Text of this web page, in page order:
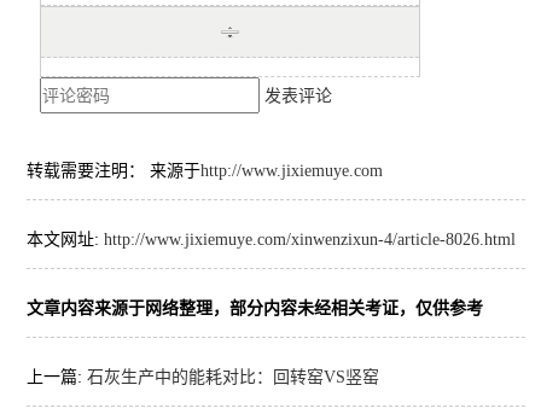
发表评论
转载需要注明： 来源于http://www.jixiemuye.com
本文网址: http://www.jixiemuye.com/xinwenzixun-4/article-8026.html
文章内容来源于网络整理，部分内容未经相关考证，仅供参考
上一篇: 石灰生产中的能耗对比：回转窑VS竖窑